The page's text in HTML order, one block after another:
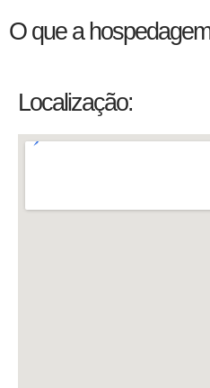
O que a
Localização: